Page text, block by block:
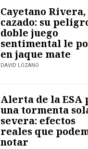
Cayetano Rivera,
cazado: su
doble juego
sentimental le
en jaque mate
DAVID LOZANO
Alerta de la ESA
una tormenta
severa: efectos
reales que
notar